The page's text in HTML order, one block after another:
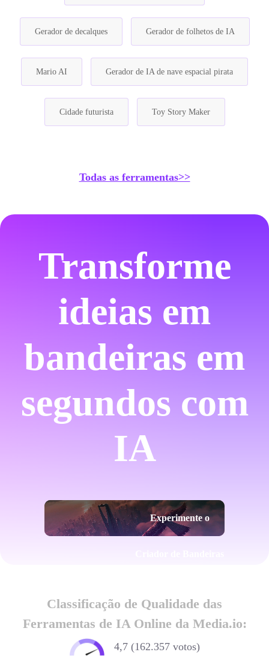
Gerador de decalques Gerador de folhetos de IA
Mario AI Gerador de IA de nave espacial pirata
Cidade futurista Toy Story Maker
Todas as ferramentas>>
Transforme
ideias em
bandeiras em
segundos com
IA
Experimente o
Classificação de Qualidade das
Ferramentas de IA Online da Media.io:
4,7 (162.357 votos)